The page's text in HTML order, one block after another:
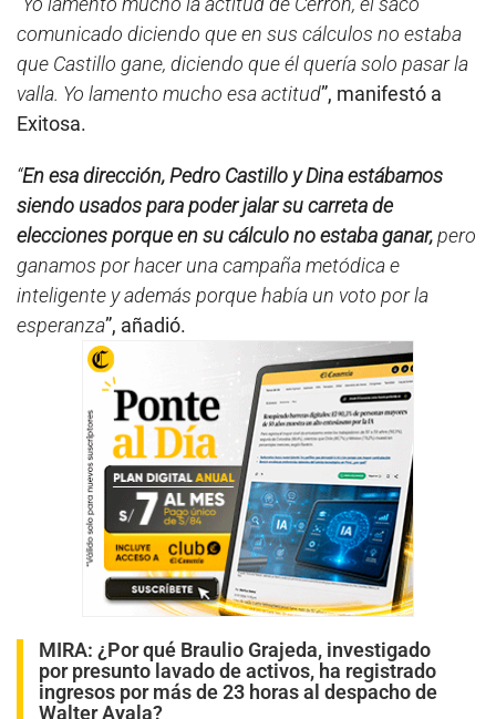
comunicado diciendo que en sus cálculos no estaba
que Castillo gane, diciendo que él quería solo pasar la
valla. Yo lamento mucho esa actitud”, manifestó a
Exitosa.
“En esa dirección, Pedro Castillo y Dina estábamos
siendo usados para poder jalar su carreta de
elecciones porque en su cálculo no estaba ganar,pero
ganamos por hacer una campaña metódica e
inteligente y además porque había un voto por la
esperanza”, añadió.
MIRA: ¿Por qué Braulio Grajeda, investigado
por presunto lavado de activos, ha registrado
ingresos por más de 23 horas al despacho de
Walter Ayala?